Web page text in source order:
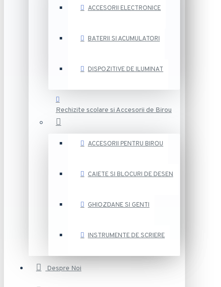
ACCESORII ELECTRONICE
BATERII SI ACUMULATORI
DISPOZITIVE DE ILUMINAT
Rechizite scolare si Accesorii de Birou
ACCESORII PENTRU BIROU
CAIETE SI BLOCURI DE DESEN
GHIOZDANE SI GENTI
INSTRUMENTE DE SCRIERE
Despre Noi